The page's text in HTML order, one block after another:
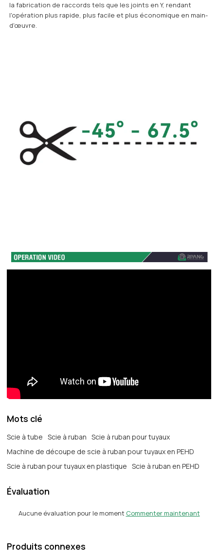
la fabrication de raccords tels que les joints en Y, rendant
l'opération plus rapide, plus facile et plus économique en main-
d'œuvre.
Mots clé
Scie à tube Scie à ruban
Scie à ruban pour tuyaux
Machine de découpe de scie à ruban pour tuyaux en PEHD
Scie à ruban pour tuyaux en plastique
Scie à ruban en PEHD
Évaluation
Aucune évaluation pour le moment Commenter maintenant
Produits connexes